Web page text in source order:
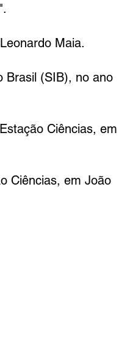
Maia.
Brasil (SIB), no ano
Ciências, em
Ciências, em João